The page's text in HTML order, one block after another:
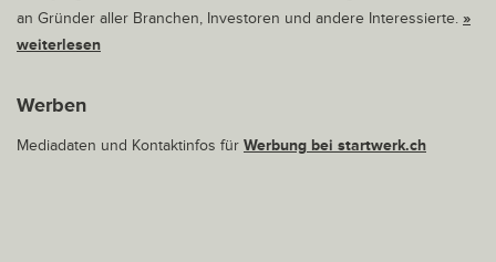
an Gründer aller Branchen, Investoren und andere Interessierte. »
weiterlesen
Werben
Mediadaten und Kontaktinfos für Werbung bei startwerk.ch